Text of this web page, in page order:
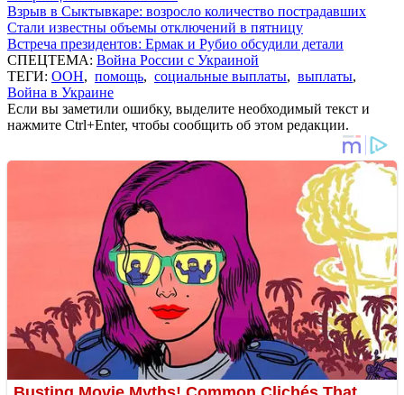
Взрыв в Сыктывкаре: возросло количество пострадавших
Стали известны объемы отключений в пятницу
Встреча президентов: Ермак и Рубио обсудили детали
СПЕЦТЕМА: Война России с Украиной
ТЕГИ: ООН, помощь, социальные выплаты, выплаты,
Война в Украине
Если вы заметили ошибку, выделите необходимый текст и
нажмите Ctrl+Enter, чтобы сообщить об этом редакции.